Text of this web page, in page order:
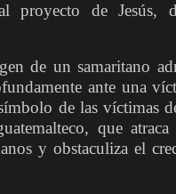
proyecto de Jesús,
de un samaritano
ante una
de las víctimas
que
y obstaculiza el